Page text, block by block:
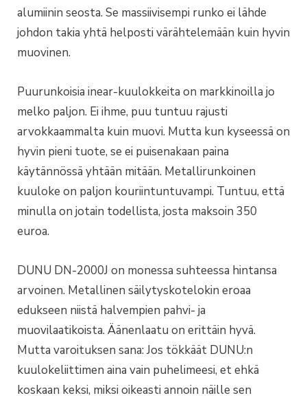
alumiinin seosta. Se massiivisempi runko ei lähde
johdon takia yhtä helposti värähtelemään kuin hyvin
muovinen.
Puurunkoisia inear-kuulokkeita on markkinoilla jo
melko paljon. Ei ihme, puu tuntuu rajusti
arvokkaammalta kuin muovi. Mutta kun kyseessä on
hyvin pieni tuote, se ei puisenakaan paina
käytännössä yhtään mitään. Metallirunkoinen
kuuloke on paljon kouriintuntuvampi. Tuntuu, että
minulla on jotain todellista, josta maksoin 350
euroa.
DUNU DN-2000J on monessa suhteessa hintansa
arvoinen. Metallinen säilytyskotelokin eroaa
edukseen niistä halvempien pahvi- ja
muovilaatikoista. Äänenlaatu on erittäin hyvä.
Mutta varoituksen sana: Jos tökkäät DUNU:n
kuulokeliittimen aina vain puhelimeesi, et ehkä
koskaan keksi, miksi oikeasti annoin näille sen